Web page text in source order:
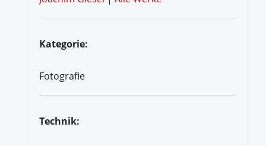
Kategorie:
Fotografie
Technik: